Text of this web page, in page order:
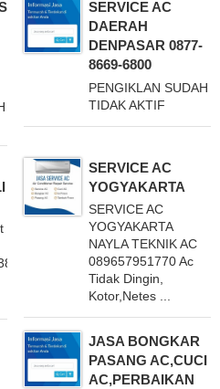
SERVICE AC
DAERAH
DENPASAR 0877-
8669-6800
PENGIKLAN SUDAH
TIDAK AKTIF
Layani
SERVICE AC
YOGYAKARTA
SERVICE AC
YOGYAKARTA
NAYLA TEKNIK AC
089657951770 Ac
Tidak Dingin,
Kotor,Netes ...
JASA BONGKAR
PASANG AC,CUCI
AC,PERBAIKAN